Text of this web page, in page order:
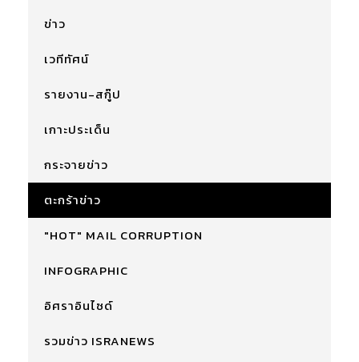
ข่าว
เวทีทัศน์
รายงาน-สกู๊ป
เกาะประเด็น
กระจายข่าว
ตะกร้าข่าว
"HOT" MAIL CORRUPTION
INFOGRAPHIC
อิศราอินไซด์
รวมข่าว ISRANEWS